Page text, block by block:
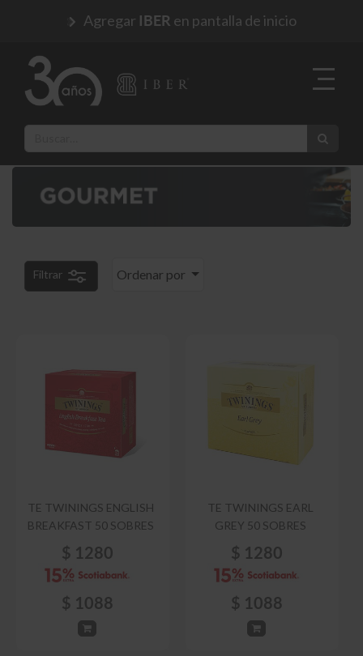
Agregar IBER en pantalla de inicio
Ordenar por
Filtrar
TE TWININGS ENGLISH
BREAKFAST 50 SOBRES
$ 1280
$ 1088
TE TWININGS EARL
GREY 50 SOBRES
$ 1280
$ 1088